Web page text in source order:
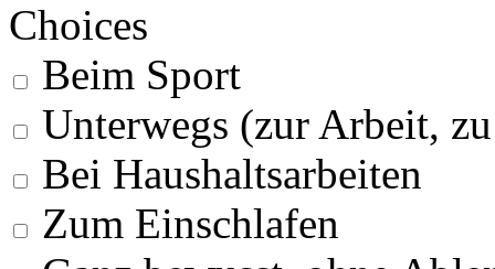
Choices
Beim Sport
Unterwegs (zur Arbeit,
Bei Haushaltsarbeiten
Zum Einschlafen